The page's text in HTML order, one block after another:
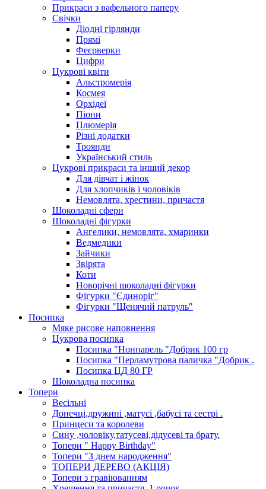
Прикраси з вафельного паперу
Свічки
Діодні гірлянди
Прямі
Феєрверки
Цифри
Цукрові квіти
Альстромерія
Космея
Орхідеї
Піони
Плюмерія
Різні додатки
Троянди
Український стиль
Цукрові прикраси та інший декор
Для дівчат і жінок
Для хлопчиків і чоловіків
Немовлята, хрестини, причастя
Шоколадні сфери
Шоколадні фігурки
Ангелики, немовлята, хмаринки
Ведмедики
Зайчики
Звірята
Коти
Новорічні шоколадні фігурки
Фігурки "Єдиноріг"
Фігурки "Щенячий патруль"
Посипка
Мяке рисове наповнення
Цукрова посипка
Посипка "Нонпарель "Добрик 100 гр
Посипка "Перламутрова паличка "Добрик .
Посипка ЦД 80 ГР
Шоколадна посипка
Топери
Весільні
Донечці,дружині ,матусі ,бабусі та сестрі .
Принцеси та королеви
Сину ,чоловіку,татусеві,дідусеві та брату.
Топери " Happy Birthday"
Топери "З днем народження"
ТОПЕРИ ДЕРЕВО (АКЦІЯ)
Топери з гравіюванням